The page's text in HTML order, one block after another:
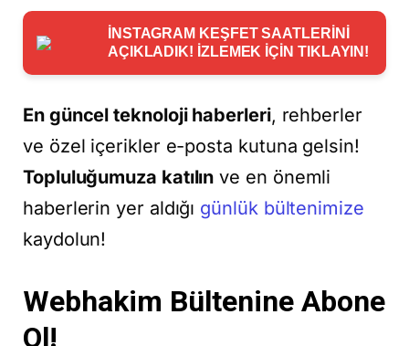
İNSTAGRAM KEŞFET SAATLERİNİ
AÇIKLADIK! İZLEMEK İÇİN TIKLAYIN!
En güncel teknoloji haberleri, rehberler
ve özel içerikler e-posta kutuna gelsin!
Topluluğumuza katılın ve en önemli
haberlerin yer aldığı günlük bültenimize
kaydolun!